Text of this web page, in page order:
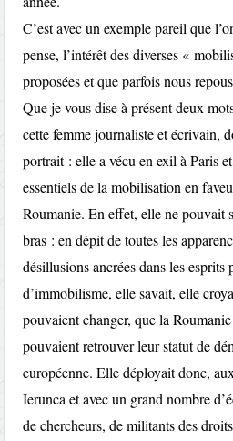
C’est avec un exemple pareil que
pense, l’intérêt des diverses «
proposées et que parfois nous
Que je vous dise à présent deux
cette femme journaliste et écrivain,
portrait : elle a vécu en exil à Paris
essentiels de la mobilisation en
Roumanie. En effet, elle ne pouvait
bras : en dépit de toutes les
désillusions ancrées dans les esprits
d’immobilisme, elle savait, elle
pouvaient changer, que la
pouvaient retrouver leur statut de
européenne. Elle déployait donc,
Ierunca et avec un grand nombre
de chercheurs, de militants des